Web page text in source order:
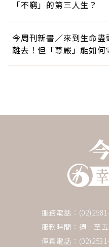
「不窮」的第三人生？
今周刊新書／來到生命
離去！但「尊嚴」能如何
服務電話：
服務時間：週一至
傳真電話：